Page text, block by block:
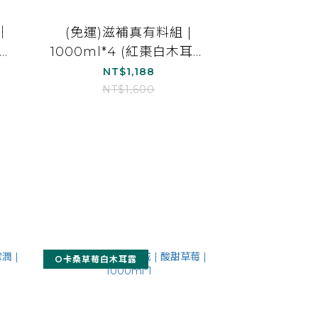
(免運)滋補真有料組 |
1000ml*4 (紅棗白木耳露
_銀耳朵朵*4)
NT$1,188
NT$1,600
O卡桑草莓白木耳露